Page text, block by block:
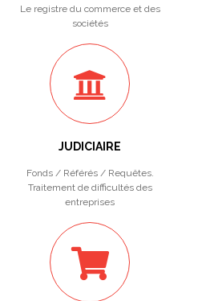
Le registre du commerce et des
sociétés
JUDICIAIRE
Fonds / Référés / Requêtes.
Traitement de difficultés des
entreprises